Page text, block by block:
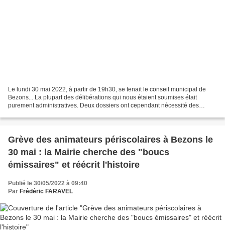
Le lundi 30 mai 2022, à partir de 19h30, se tenait le conseil municipal de
Bezons... La plupart des délibérations qui nous étaient soumises était
purement administratives. Deux dossiers ont cependant nécessité des
Grève des animateurs périscolaires à Bezons le
30 mai : la Mairie cherche des "boucs
émissaires" et réécrit l'histoire
Publié le 30/05/2022 à 09:40
Par Frédéric FARAVEL